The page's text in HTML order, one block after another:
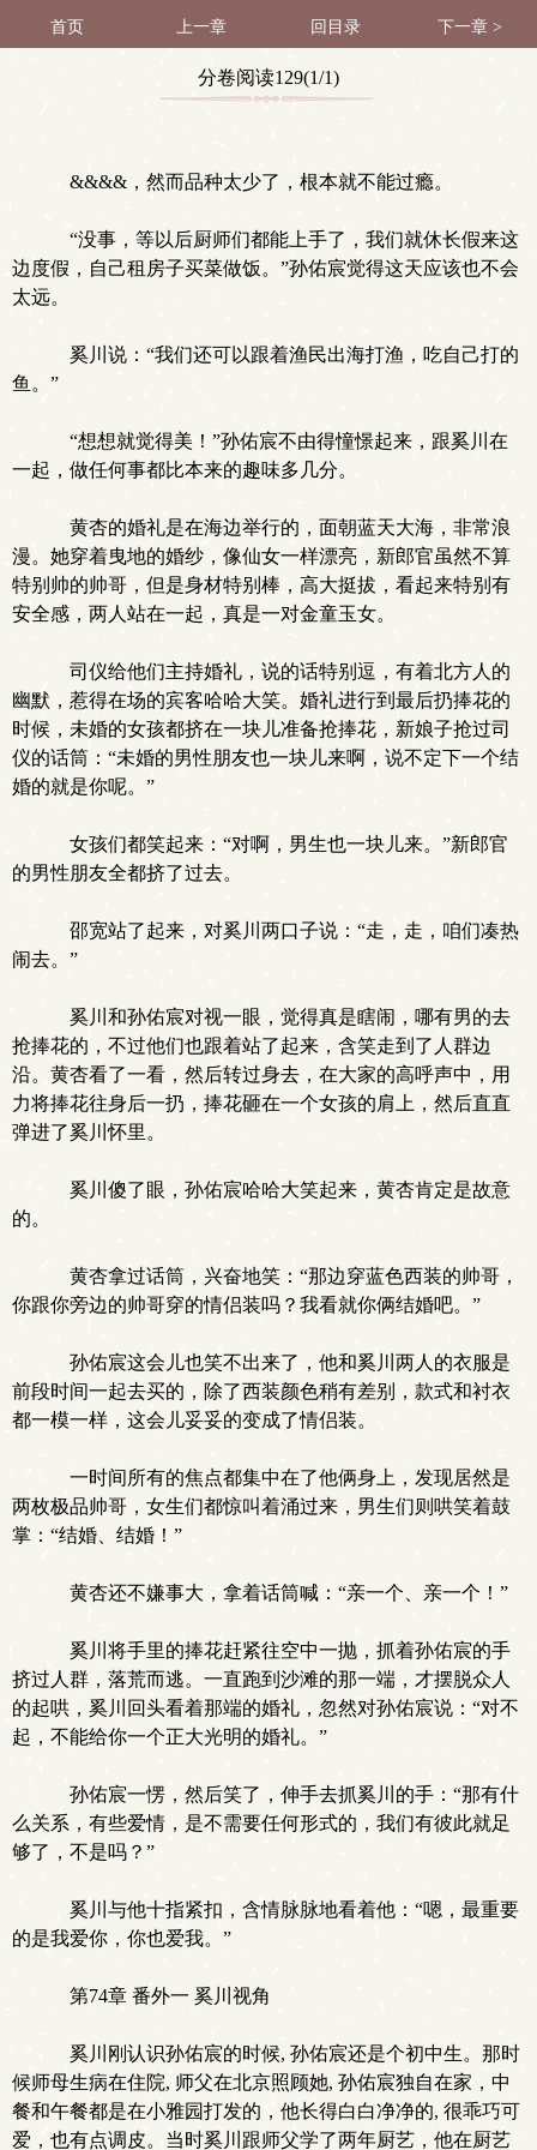
首页 上一章 回目录 下一章 >
分卷阅读129(1/1)
&&&&，然而品种太少了，根本就不能过瘾。
“没事，等以后厨师们都能上手了，我们就休长假来这
边度假，自己租房子买菜做饭。”孙佑宸觉得这天应该也不会
太远。
奚川说：“我们还可以跟着渔民出海打渔，吃自己打的
鱼。”
“想想就觉得美！”孙佑宸不由得憧憬起来，跟奚川在
一起，做任何事都比本来的趣味多几分。
黄杏的婚礼是在海边举行的，面朝蓝天大海，非常浪
漫。她穿着曳地的婚纱，像仙女一样漂亮，新郎官虽然不算
特别帅的帅哥，但是身材特别棒，高大挺拔，看起来特别有
安全感，两人站在一起，真是一对金童玉女。
司仪给他们主持婚礼，说的话特别逗，有着北方人的
幽默，惹得在场的宾客哈哈大笑。婚礼进行到最后扔捧花的
时候，未婚的女孩都挤在一块儿准备抢捧花，新娘子抢过司
仪的话筒：“未婚的男性朋友也一块儿来啊，说不定下一个结
婚的就是你呢。”
女孩们都笑起来：“对啊，男生也一块儿来。”新郎官
的男性朋友全都挤了过去。
邵宽站了起来，对奚川两口子说：“走，走，咱们凑热
闹去。”
奚川和孙佑宸对视一眼，觉得真是瞎闹，哪有男的去
抢捧花的，不过他们也跟着站了起来，含笑走到了人群边
沿。黄杏看了一看，然后转过身去，在大家的高呼声中，用
力将捧花往身后一扔，捧花砸在一个女孩的肩上，然后直直
弹进了奚川怀里。
奚川傻了眼，孙佑宸哈哈大笑起来，黄杏肯定是故意
的。
黄杏拿过话筒，兴奋地笑：“那边穿蓝色西装的帅哥，
你跟你旁边的帅哥穿的情侣装吗？我看就你俩结婚吧。”
孙佑宸这会儿也笑不出来了，他和奚川两人的衣服是
前段时间一起去买的，除了西装颜色稍有差别，款式和衬衣
都一模一样，这会儿妥妥的变成了情侣装。
一时间所有的焦点都集中在了他俩身上，发现居然是
两枚极品帅哥，女生们都惊叫着涌过来，男生们则哄笑着鼓
掌：“结婚、结婚！”
黄杏还不嫌事大，拿着话筒喊：“亲一个、亲一个！”
奚川将手里的捧花赶紧往空中一抛，抓着孙佑宸的手
挤过人群，落荒而逃。一直跑到沙滩的那一端，才摆脱众人
的起哄，奚川回头看着那端的婚礼，忽然对孙佑宸说：“对不
起，不能给你一个正大光明的婚礼。”
孙佑宸一愣，然后笑了，伸手去抓奚川的手：“那有什
么关系，有些爱情，是不需要任何形式的，我们有彼此就足
够了，不是吗？”
奚川与他十指紧扣，含情脉脉地看着他：“嗯，最重要
的是我爱你，你也爱我。”
第74章 番外一 奚川视角
奚川刚认识孙佑宸的时候, 孙佑宸还是个初中生。那时
候师母生病在住院, 师父在北京照顾她, 孙佑宸独自在家，中
餐和午餐都是在小雅园打发的，他长得白白净净的, 很乖巧可
爱，也有点调皮。当时奚川跟师父学了两年厨艺，他在厨艺